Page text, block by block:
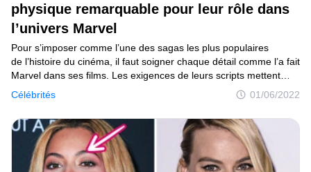
physique remarquable pour leur rôle dans
l’univers Marvel
Célébrités 01/06/2022
Pour s’imposer comme l’une des sagas les plus populaires
de l’histoire du cinéma, il faut soigner chaque détail comme l’a fait
Marvel dans ses films. Les exigences de leurs scripts mettent
en branle tout un circuit de travailleurs de l’industrie, mais aussi
ceux qui incarnent leurs personnages à l’écran. Tous étaient déjà
de bons acteurs avant d’entrer dans l’univers Marvel, et il ne leur
manquait que le développement physique pour devenir
de véritables super-héros.